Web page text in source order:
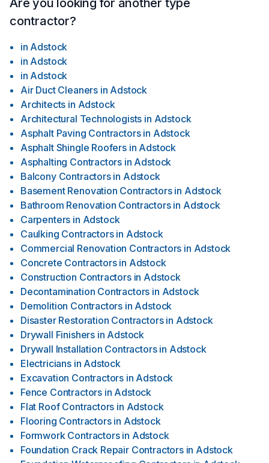
Are you looking for another type
contractor?
in Adstock
in Adstock
in Adstock
Air Duct Cleaners in Adstock
Architects in Adstock
Architectural Technologists in Adstock
Asphalt Paving Contractors in Adstock
Asphalt Shingle Roofers in Adstock
Asphalting Contractors in Adstock
Balcony Contractors in Adstock
Basement Renovation Contractors in Adstock
Bathroom Renovation Contractors in Adstock
Carpenters in Adstock
Caulking Contractors in Adstock
Commercial Renovation Contractors in Adstock
Concrete Contractors in Adstock
Construction Contractors in Adstock
Decontamination Contractors in Adstock
Demolition Contractors in Adstock
Disaster Restoration Contractors in Adstock
Drywall Finishers in Adstock
Drywall Installation Contractors in Adstock
Electricians in Adstock
Excavation Contractors in Adstock
Fence Contractors in Adstock
Flat Roof Contractors in Adstock
Flooring Contractors in Adstock
Formwork Contractors in Adstock
Foundation Crack Repair Contractors in Adstock